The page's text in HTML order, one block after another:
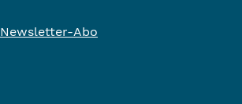
Newsletter-Abo